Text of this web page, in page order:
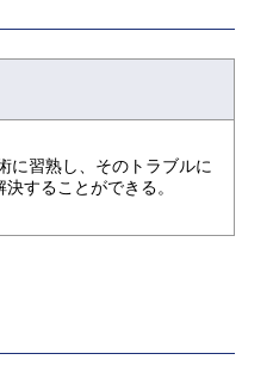
に習熟し、そのトラブルに
することができる。